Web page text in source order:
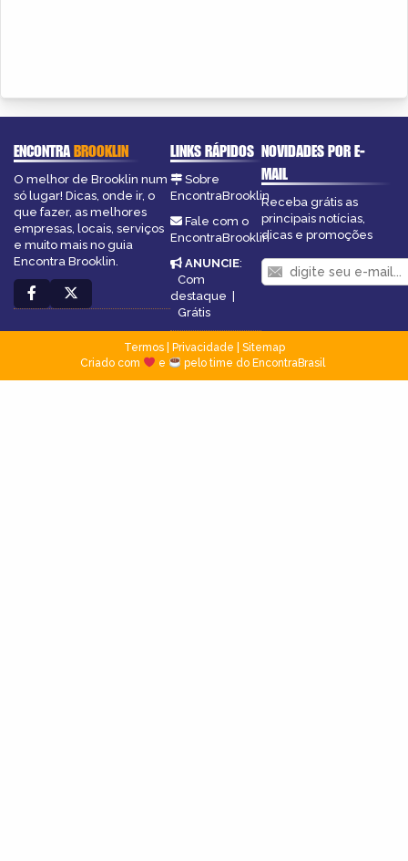
ENCONTRABROOKLIN
O melhor de Brooklin num
só lugar! Dicas, onde ir, o
que fazer, as melhores
empresas, locais, serviços
e muito mais no guia
Encontra Brooklin.
LINKS RÁPIDOS
Sobre
EncontraBrooklin
Fale com o
EncontraBrooklin
ANUNCIE:
Com
destaque |
Grátis
NOVIDADES POR E-
MAIL
Receba grátis as
principais notícias,
dicas e promoções
Termos| Privacidade
Sitemap
Criado com
e pelo time do EncontraBrasil